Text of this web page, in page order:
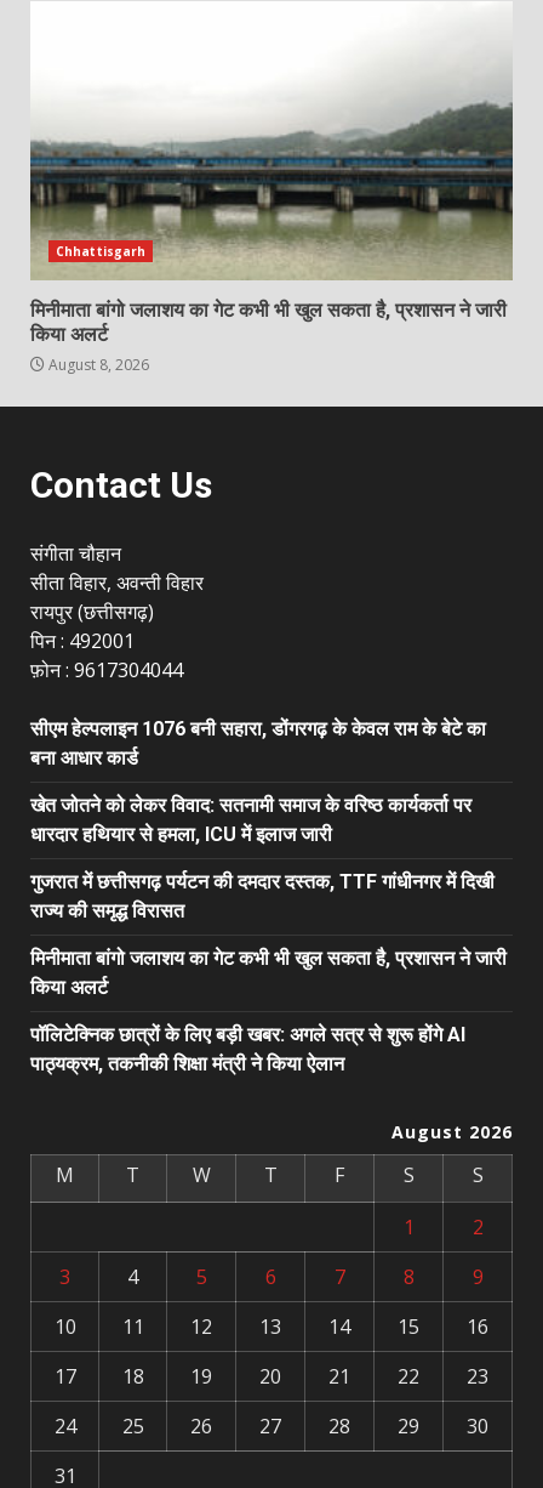
Chhattisgarh
मिनीमाता बांगो जलाशय का गेट कभी भी खुल सकता है, प्रशासन ने जारी
किया अलर्ट
August 8, 2026
Contact Us
संगीता चौहान
सीता विहार, अवन्ती विहार
रायपुर (छत्तीसगढ़)
पिन : 492001
फ़ोन : 9617304044
सीएम हेल्पलाइन 1076 बनी सहारा, डोंगरगढ़ के केवल राम के बेटे का
बना आधार कार्ड
खेत जोतने को लेकर विवाद: सतनामी समाज के वरिष्ठ कार्यकर्ता पर
धारदार हथियार से हमला, ICU में इलाज जारी
गुजरात में छत्तीसगढ़ पर्यटन की दमदार दस्तक, TTF गांधीनगर में दिखी
राज्य की समृद्ध विरासत
मिनीमाता बांगो जलाशय का गेट कभी भी खुल सकता है, प्रशासन ने जारी
किया अलर्ट
पॉलिटेक्निक छात्रों के लिए बड़ी खबर: अगले सत्र से शुरू होंगे AI
पाठ्यक्रम, तकनीकी शिक्षा मंत्री ने किया ऐलान
August 2026
M T W T F S
S
1
2
3
4 5 6 7 8
9
10
11 12 13 14 15
16
17
18 19 20 21 22
23
24
25 26 27 28 29
30
31